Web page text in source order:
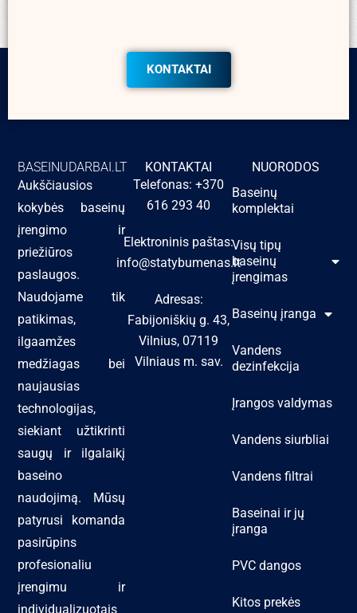
KONTAKTAI
BASEINUDARBAI.LT
Aukščiausios
kokybės baseinų
įrengimo ir
priežiūros
paslaugos.
Naudojame tik
patikimas,
ilgaamžes
medžiagas bei
naujausias
technologijas,
siekiant užtikrinti
saugų ir ilgalaikį
baseino
naudojimą. Mūsų
patyrusi komanda
pasirūpins
profesionaliu
įrengimu ir
individualizuotais
KONTAKTAI
Telefonas: +370
616 293 40
Elektroninis paštas:
info@statybumenas.lt
Adresas:
Fabijoniškių g. 43,
Vilnius, 07119
Vilniaus m. sav.
NUORODOS
Baseinų
komplektai
Visų tipų
baseinų
įrengimas
Baseinų įranga
Vandens
dezinfekcija
Įrangos valdymas
Vandens siurbliai
Vandens filtrai
Baseinai ir jų
įranga
PVC dangos
Kitos prekės